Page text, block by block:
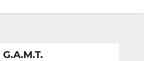
G.A.M.T.